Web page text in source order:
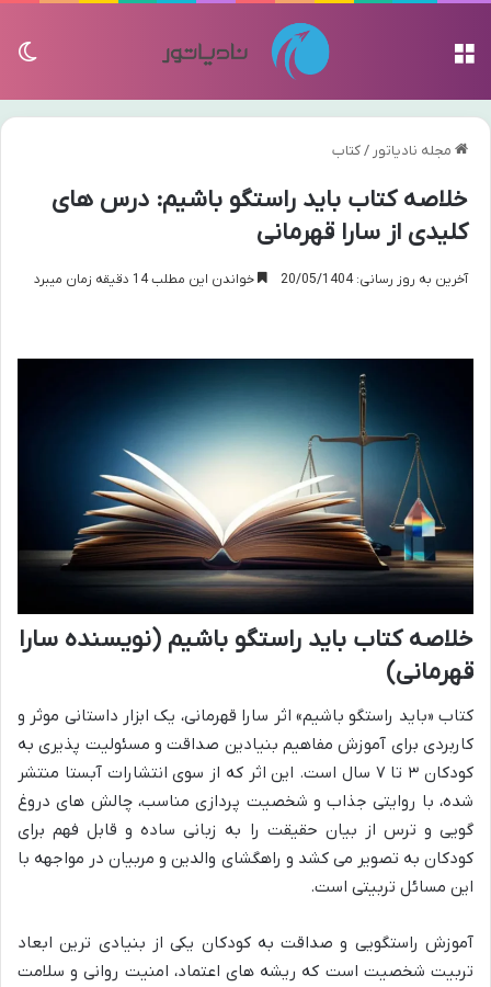
مجله نادیاتور /کتاب
خلاصه کتاب باید راستگو باشیم: درس های
کلیدی از سارا قهرمانی
آخرین به روز رسانی: 20/05/1404 خواندن این مطلب 14 دقیقه زمان میبرد
خلاصه کتاب باید راستگو باشیم (نویسنده سارا
قهرمانی)
کتاب «باید راستگو باشیم» اثر سارا قهرمانی، یک ابزار داستانی موثر و
کاربردی برای آموزش مفاهیم بنیادین صداقت و مسئولیت پذیری به
کودکان ۳ تا ۷ سال است. این اثر که از سوی انتشارات آبستا منتشر
شده، با روایتی جذاب و شخصیت پردازی مناسب، چالش های دروغ
گویی و ترس از بیان حقیقت را به زبانی ساده و قابل فهم برای
کودکان به تصویر می کشد و راهگشای والدین و مربیان در مواجهه با
این مسائل تربیتی است.
آموزش راستگویی و صداقت به کودکان یکی از بنیادی ترین ابعاد
تربیت شخصیت است که ریشه های اعتماد، امنیت روانی و سلامت